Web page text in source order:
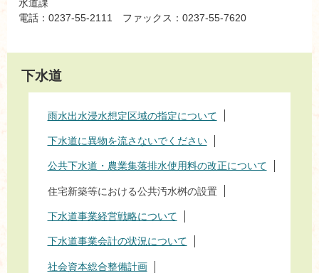
水道課
電話：0237-55-2111 ファックス：0237-55-7620
下水道
雨水出水浸水想定区域の指定について
下水道に異物を流さないでください
公共下水道・農業集落排水使用料の改正について
住宅新築等における公共汚水桝の設置
下水道事業経営戦略について
下水道事業会計の状況について
社会資本総合整備計画